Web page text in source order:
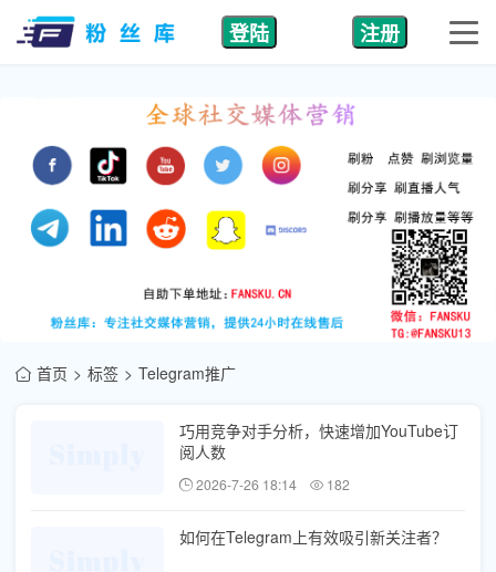
登陆 注册
首页 标签 Telegram推广
巧用竞争对手分析，快速增加YouTube订
阅人数
2026-7-26 18:14 182
如何在Telegram上有效吸引新关注者？